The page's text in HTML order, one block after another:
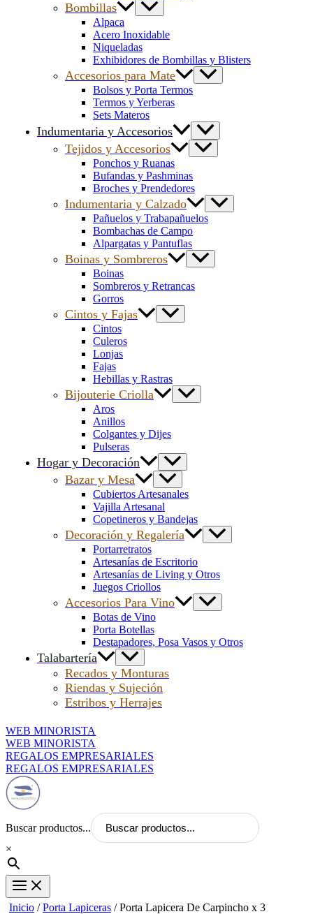
Bombillas
Alpaca
Acero Inoxidable
Niqueladas
Exhibidores de Bombillas y Blisters
Accesorios para Mate
Bolsos y Porta Termos
Termos y Yerberas
Sets Materos
Indumentaria y Accesorios
Tejidos y Accesorios
Ponchos y Ruanas
Bufandas y Pashminas
Broches y Prendedores
Indumentaria y Calzado
Pañuelos y Trabapañuelos
Bombachas de Campo
Alpargatas y Pantuflas
Boinas y Sombreros
Boinas
Sombreros y Retrancas
Gorros
Cintos y Fajas
Cintos
Culeros
Lonjas
Fajas
Hebillas y Rastras
Bijouterie Criolla
Aros
Anillos
Colgantes y Dijes
Pulseras
Hogar y Decoración
Bazar y Mesa
Cubiertos Artesanales
Vajilla Artesanal
Copetineros y Bandejas
Decoración y Regalería
Portarretratos
Artesanías de Escritorio
Artesanías de Living y Otros
Juegos Criollos
Accesorios Para Vino
Botas de Vino
Porta Botellas
Destapadores, Posa Vasos y Otros
Talabartería
Recados y Monturas
Riendas y Sujeción
Estribos y Herrajes
WEB MINORISTA
WEB MINORISTA
REGALOS EMPRESARIALES
REGALOS EMPRESARIALES
Buscar productos...
×
Inicio /Porta Lapiceras / Porta Lapicera De Carpincho x 3